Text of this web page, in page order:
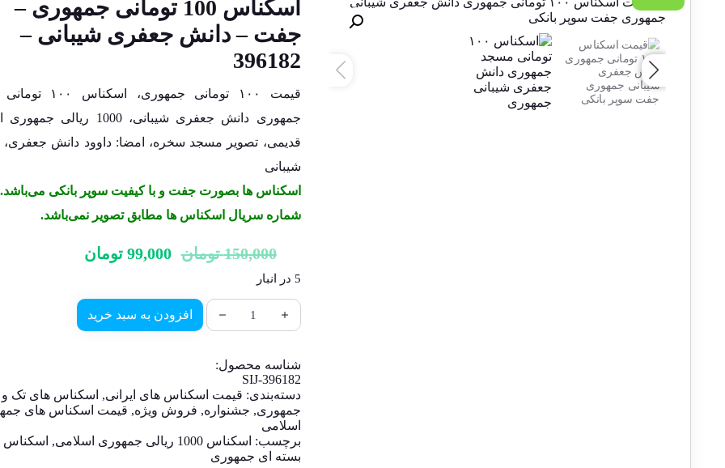
اسکناس 100 تومانی جمهوری –
جفت – دانش جعفری شیبانی –
396182
قیمت ۱۰۰ تومانی جمهوری،
جمهوری دانش جعفری شیبانی، 1000
قدیمی، تصویر مسجد سخره، امضا: داوود دانش جعفری،
شیبانی
اسکناس ها بصورت جفت و با کیفیت سوپر بانکی می‌باشد.
شماره سریال اسکناس ها مطابق تصویر نمی‌باشد.
150,000 تومان 99,000 تومان
5 در انبار
افزودن به سبد خرید
شناسه محصول:
SIJ-396182
دسته‌بندی: قیمت اسکناس های ایرانی, اسکناس های تک
جمهوری, جشنواره, فروش ویژه, قیمت اسکناس های
اسلامی
برچسب: اسکناس 1000 ریالی جمهوری اسلامی , اسکناس
بسته ای جمهوری